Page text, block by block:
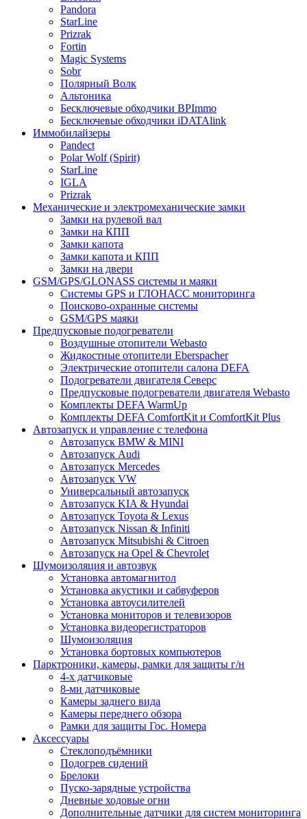
Pandora
StarLine
Prizrak
Fortin
Magic Systems
Sobr
Полярный Волк
Альтоника
Бесключевые обходчики BPImmo
Бесключевые обходчики iDATAlink
Иммобилайзеры
Pandect
Polar Wolf (Spirit)
StarLine
IGLA
Prizrak
Механические и электромеханические замки
Замки на рулевой вал
Замки на КПП
Замки капота
Замки капота и КПП
Замки на двери
GSM/GPS/GLONASS системы и маяки
Системы GPS и ГЛОНАСС мониторинга
Поисково-охранные системы
GSM/GPS маяки
Предпусковые подогреватели
Воздушные отопители Webasto
Жидкостные отопители Eberspacher
Электрические отопители салона DEFA
Подогреватели двигателя Северс
Предпусковые подогреватели двигателя Webasto
Комплекты DEFA WarmUp
Комплекты DEFA ComfortKit и ComfortKit Plus
Автозапуск и управление с телефона
Автозапуск BMW & MINI
Автозапуск Audi
Автозапуск Mercedes
Автозапуск VW
Универсальный автозапуск
Автозапуск KIA & Hyundai
Автозапуск Toyota & Lexus
Автозапуск Nissan & Infiniti
Автозапуск Mitsubishi & Citroen
Автозапуск на Opel & Chevrolet
Шумоизоляция и автозвук
Установка автомагнитол
Установка акустики и сабвуферов
Установка автоусилителей
Установка мониторов и телевизоров
Установка видеорегистраторов
Шумоизоляция
Установка бортовых компьютеров
Парктроники, камеры, рамки для защиты г/н
4-х датчиковые
8-ми датчиковые
Камеры заднего вида
Камеры переднего обзора
Рамки для защиты Гос. Номера
Аксессуары
Стеклоподъёмники
Подогрев сидений
Брелоки
Пуско-зарядные устройства
Дневные ходовые огни
Дополнительные датчики для систем мониторинга